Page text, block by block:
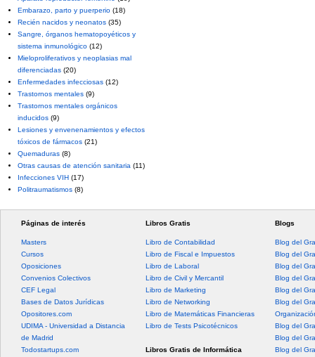
Embarazo, parto y puerperio (18)
Recién nacidos y neonatos (35)
Sangre, órganos hematopoyéticos y
sistema inmunológico (12)
Mieloproliferativos y neoplasias mal
diferenciadas (20)
Enfermedades infecciosas (12)
Trastornos mentales (9)
Trastornos mentales orgánicos
inducidos (9)
Lesiones y envenenamientos y efectos
tóxicos de fármacos (21)
Quemaduras (8)
Otras causas de atención sanitaria (11)
Infecciones VIH (17)
Politraumatismos (8)
Páginas de interés
Masters
Cursos
Oposiciones
Convenios Colectivos
CEF Legal
Bases de Datos Jurídicas
Opositores.com
UDIMA - Universidad a Distancia
de Madrid
Todostartups.com
Libros Gratis
Libro de Contabilidad
Libro de Fiscal e Impuestos
Libro de Laboral
Libro de Civil y Mercantil
Libro de Marketing
Libro de Networking
Libro de Matemáticas Financieras
Libro de Tests Psicotécnicos
Libros Gratis de Informática
Blogs
Blog del
Blog del
Blog del
Blog del
Blog del
Blog del
Blog del
Blog del
Blog del